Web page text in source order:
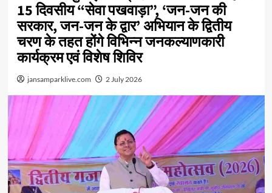
15 दिवसीय “सेवा पखवाड़ा”, ‘जन-जन की
सरकार, जन-जन के द्वार’ अभियान के द्वितीय
चरण के तहत होंगे विभिन्न जनकल्याणकारी
कार्यक्रम एवं विशेष शिविर
jansamparklive.com 2 July 2026